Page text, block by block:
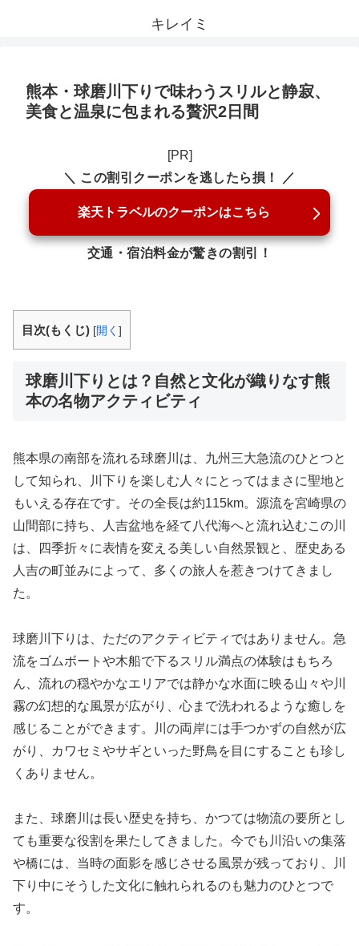
キレイミ
熊本・球磨川下りで味わうスリルと静寂、
美食と温泉に包まれる贅沢2日間
[PR]
＼ この割引クーポンを逃したら損！ ／
楽天トラベルのクーポンはこちら
交通・宿泊料金が驚きの割引！
目次(もくじ) [開く ]
球磨川下りとは？自然と文化が織りなす熊
本の名物アクティビティ
熊本県の南部を流れる球磨川は、九州三大急流のひとつと
して知られ、川下りを楽しむ人々にとってはまさに聖地と
もいえる存在です。その全長は約115km。源流を宮崎県の
山間部に持ち、人吉盆地を経て八代海へと流れ込むこの川
は、四季折々に表情を変える美しい自然景観と、歴史ある
人吉の町並みによって、多くの旅人を惹きつけてきまし
た。
球磨川下りは、ただのアクティビティではありません。急
流をゴムボートや木船で下るスリル満点の体験はもちろ
ん、流れの穏やかなエリアでは静かな水面に映る山々や川
霧の幻想的な風景が広がり、心まで洗われるような癒しを
感じることができます。川の両岸には手つかずの自然が広
がり、カワセミやサギといった野鳥を目にすることも珍し
くありません。
また、球磨川は長い歴史を持ち、かつては物流の要所とし
ても重要な役割を果たしてきました。今でも川沿いの集落
や橋には、当時の面影を感じさせる風景が残っており、川
下り中にそうした文化に触れられるのも魅力のひとつで
す。